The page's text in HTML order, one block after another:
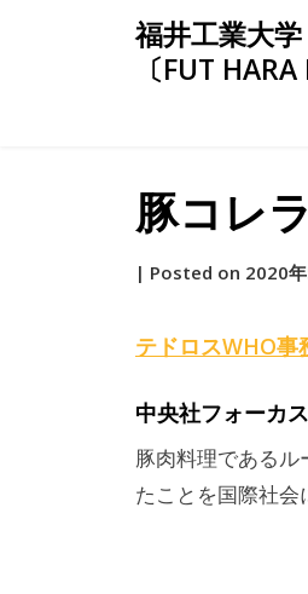
福井工業大
〔FUT HARA
豚コレ
by
| Posted on 2020
テドロスWHO事
中央社フォーカ
豚肉料理であるル
たことを国際社